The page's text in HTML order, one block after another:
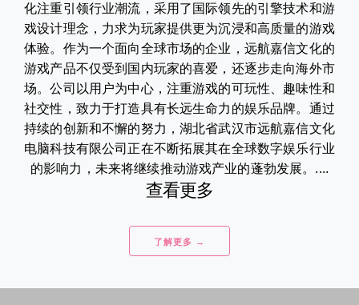
化注重引领行业潮流，采用了国际领先的引擎技术和游
戏设计理念，力求为玩家提供更为沉浸和高质量的游戏
体验。作为一个面向全球市场的企业，远航嘉信文化的
游戏产品不仅受到国内玩家的喜爱，还逐步走向海外市
场。公司以用户为中心，注重游戏的可玩性、趣味性和
社交性，致力于打造具有长远生命力的娱乐品牌。通过
持续的创新和不懈的努力，湖北省武汉市远航嘉信文化
电脑科技有限公司正在不断拓展其在全球数字娱乐行业
的影响力，未来将继续推动游戏产业的蓬勃发展。....
查看更多
了解更多 →